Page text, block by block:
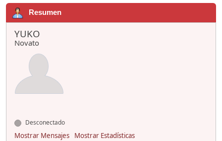
Resumen
YUKO
Novato
Desconectado
Mostrar Mensajes
Mostrar Estadísticas